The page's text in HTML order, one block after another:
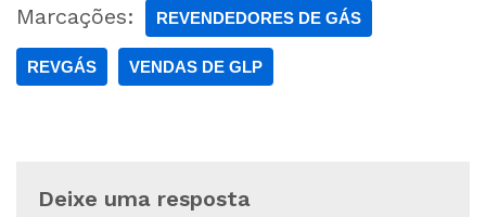
Marcações: REVENDEDORES DE GÁS
REVGÁS VENDAS DE GLP
Deixe uma resposta